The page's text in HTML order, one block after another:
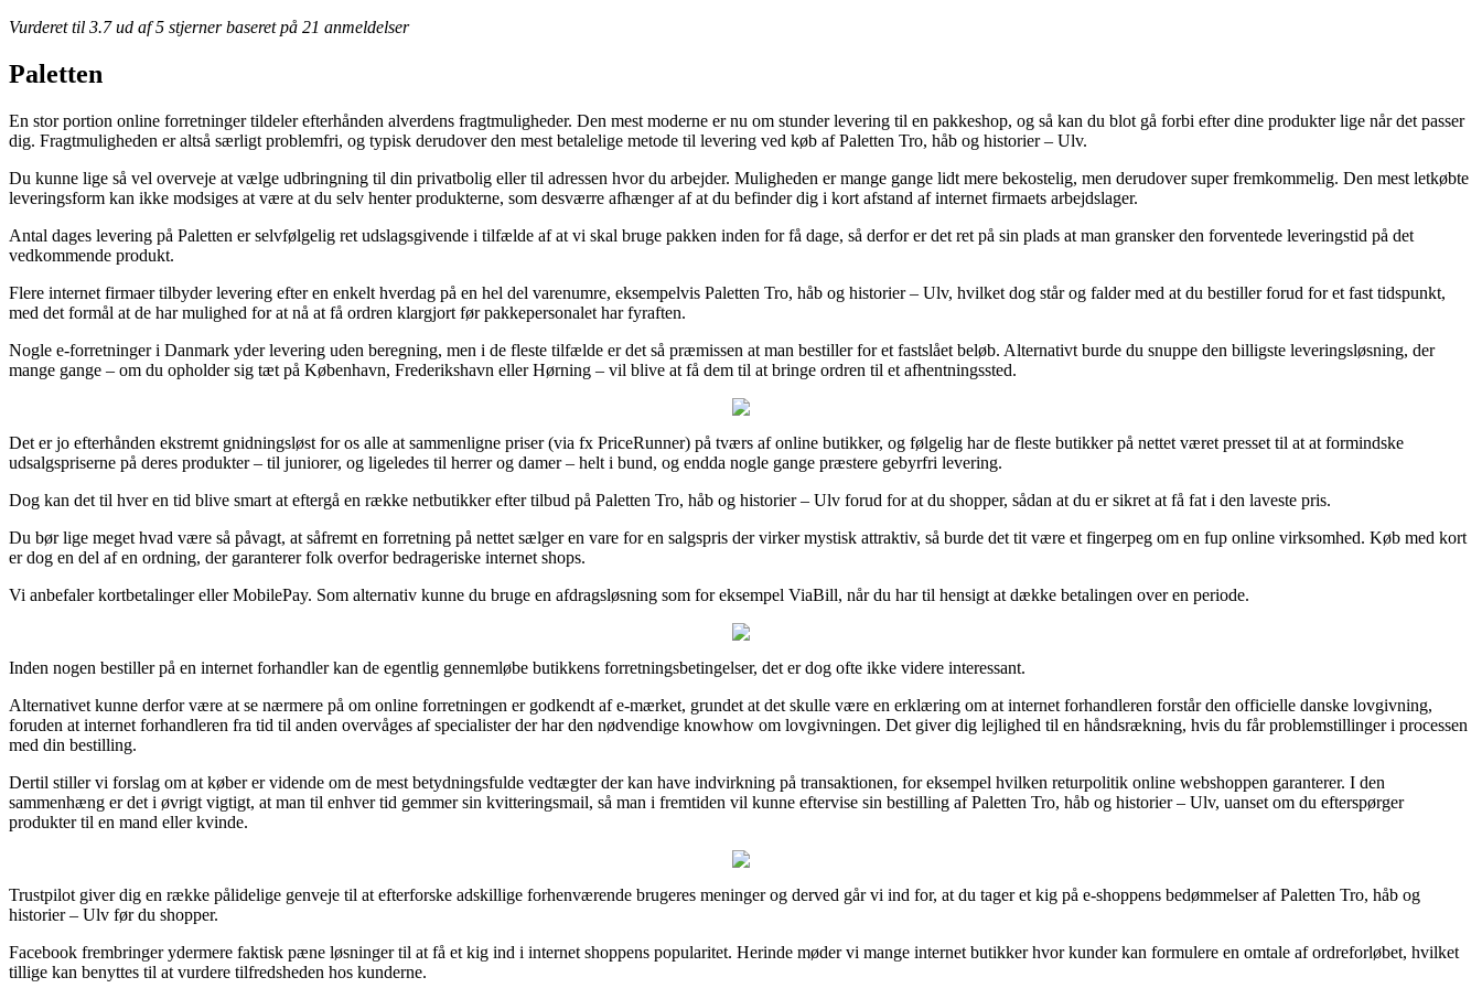
Vurderet til 3.7ud af 5 stjerner baseret på 21 anmeldelser
Paletten
En stor portion online forretninger tildeler efterhånden alverdens fragtmuligheder. Den mest moderne er nu om stunder levering til en pakkeshop, og så kan du blot gå forbi efter dine produkter lige når det passer
dig. Fragtmuligheden er altså særligt problemfri, og typisk derudover den mest betalelige metode til levering ved køb af Paletten Tro, håb og historier – Ulv.
Du kunne lige så vel overveje at vælge udbringning til din privatbolig eller til adressen hvor du arbejder. Muligheden er mange gange lidt mere bekostelig, men derudover super fremkommelig. Den mest letkøbte
leveringsform kan ikke modsiges at være at du selv henter produkterne, som desværre afhænger af at du befinder dig i kort afstand af internet firmaets arbejdslager.
Antal dages levering på Paletten er selvfølgelig ret udslagsgivende i tilfælde af at vi skal bruge pakken inden for få dage, så derfor er det ret på sin plads at man gransker den forventede leveringstid på det
vedkommende produkt.
Flere internet firmaer tilbyder levering efter en enkelt hverdag på en hel del varenumre, eksempelvis Paletten Tro, håb og historier – Ulv, hvilket dog står og falder med at du bestiller forud for et fast tidspunkt,
med det formål at de har mulighed for at nå at få ordren klargjort før pakkepersonalet har fyraften.
Nogle e-forretninger i Danmark yder levering uden beregning, men i de fleste tilfælde er det så præmissen at man bestiller for et fastslået beløb. Alternativt burde du snuppe den billigste leveringsløsning, der
mange gange – om du opholder sig tæt på København, Frederikshavn eller Hørning – vil blive at få dem til at bringe ordren til et afhentningssted.
Det er jo efterhånden ekstremt gnidningsløst for os alle at sammenligne priser (via fx PriceRunner) på tværs af online butikker, og følgelig har de fleste butikker på nettet været presset til at at formindske
udsalgspriserne på deres produkter – til juniorer, og ligeledes til herrer og damer – helt i bund, og endda nogle gange præstere gebyrfri levering.
Dog kan det til hver en tid blive smart at eftergå en række netbutikker efter tilbud på Paletten Tro, håb og historier – Ulv forud for at du shopper, sådan at du er sikret at få fat i den laveste pris.
Du bør lige meget hvad være så påvagt, at såfremt en forretning på nettet sælger en vare for en salgspris der virker mystisk attraktiv, så burde det tit være et fingerpeg om en fup online virksomhed. Køb med kort
er dog en del af en ordning, der garanterer folk overfor bedrageriske internet shops.
Vi anbefaler kortbetalinger eller MobilePay. Som alternativ kunne du bruge en afdragsløsning som for eksempel ViaBill, når du har til hensigt at dække betalingen over en periode.
Inden nogen bestiller på en internet forhandler kan de egentlig gennemløbe butikkens forretningsbetingelser, det er dog ofte ikke videre interessant.
Alternativet kunne derfor være at se nærmere på om online forretningen er godkendt af e-mærket, grundet at det skulle være en erklæring om at internet forhandleren forstår den officielle danske lovgivning,
foruden at internet forhandleren fra tid til anden overvåges af specialister der har den nødvendige knowhow om lovgivningen. Det giver dig lejlighed til en håndsrækning, hvis du får problemstillinger i processen
med din bestilling.
Dertil stiller vi forslag om at køber er vidende om de mest betydningsfulde vedtægter der kan have indvirkning på transaktionen, for eksempel hvilken returpolitik online webshoppen garanterer. I den
sammenhæng er det i øvrigt vigtigt, at man til enhver tid gemmer sin kvitteringsmail, så man i fremtiden vil kunne eftervise sin bestilling af Paletten Tro, håb og historier – Ulv, uanset om du efterspørger
produkter til en mand eller kvinde.
Trustpilot giver dig en række pålidelige genveje til at efterforske adskillige forhenværende brugeres meninger og derved går vi ind for, at du tager et kig på e-shoppens bedømmelser af Paletten Tro, håb og
historier – Ulv før du shopper.
Facebook frembringer ydermere faktisk pæne løsninger til at få et kig ind i internet shoppens popularitet. Herinde møder vi mange internet butikker hvor kunder kan formulere en omtale af ordreforløbet, hvilket
tillige kan benyttes til at vurdere tilfredsheden hos kunderne.